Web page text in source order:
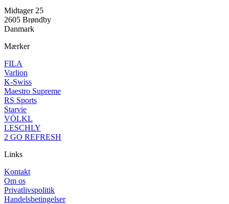
Midtager 25
2605 Brøndby
Danmark
Mærker
FILA
Varlion
K-Swiss
Maestro Supreme
RS Sports
Starvie
VÖLKL
LESCHLY
2 GO REFRESH
Links
Kontakt
Om os
Privatlivspolitik
Handelsbetingelser